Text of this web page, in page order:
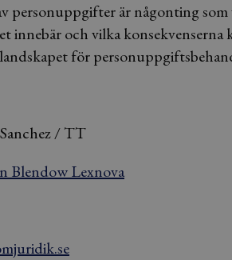
personuppgifter är någonting
innebär och vilka
för
/ TT
Blendow Lexnova